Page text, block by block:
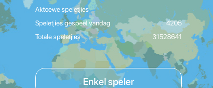
Aktoewe speletjies
Speletjies gespeel vandag
4205
Totale speletjies
31528641
Enkel speler